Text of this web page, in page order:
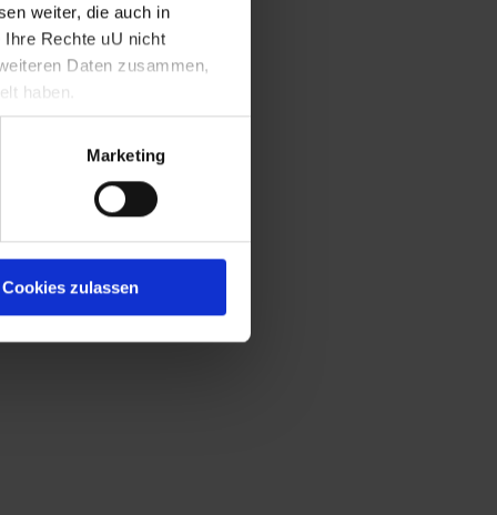
weiter, die auch in
Ihre Rechte uU nicht
Daten zusammen,
haben.
Marketing
Cookies zulassen